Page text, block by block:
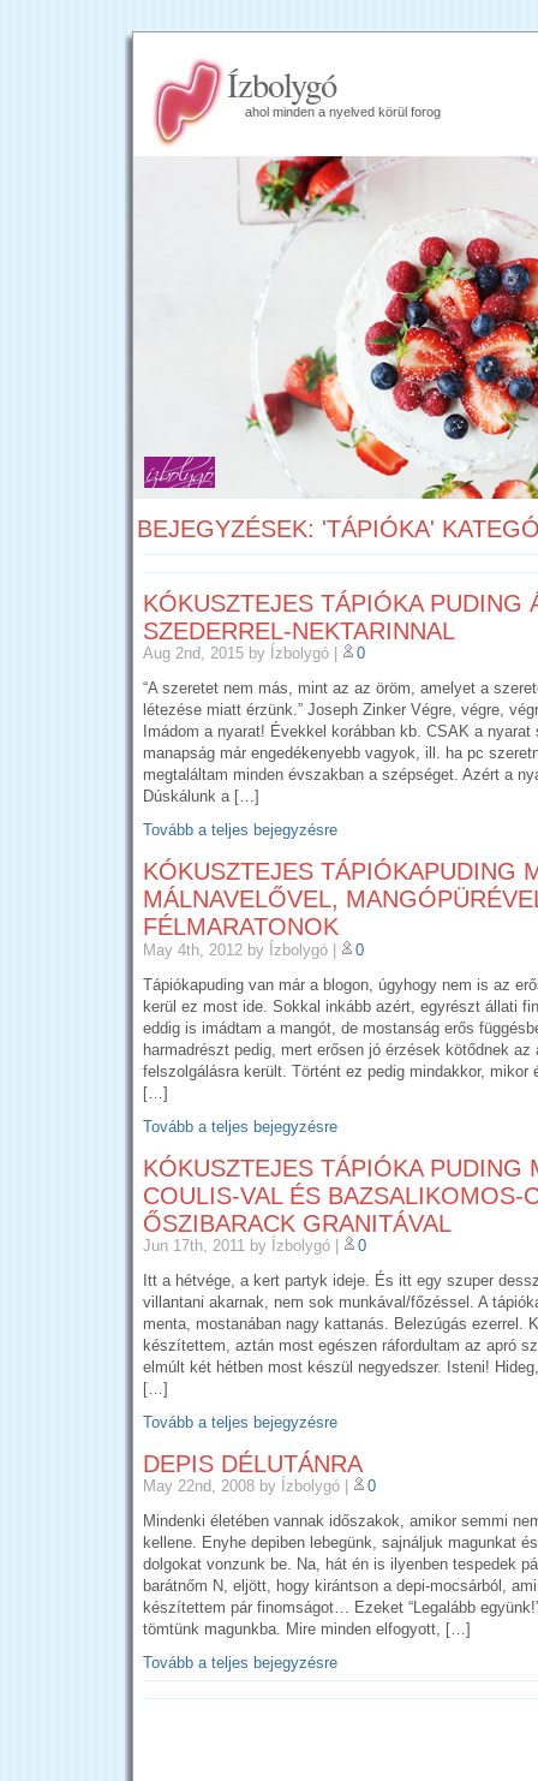
Ízbolygó
ahol minden a nyelved körül forog
BEJEGYZÉSEK: 'TÁPIÓKA'
KÓKUSZTEJES TÁPIÓKA PUDING
SZEDERREL-NEKTARINNAL
Aug 2nd, 2015 by Ízbolygó
0
“A szeretet nem más, mint az az öröm, amelyet a
létezése miatt érzünk.” Joseph Zinker Végre, végre,
Imádom a nyarat! Évekkel korábban kb. CSAK a nyarat
manapság már engedékenyebb vagyok, ill. ha pc
megtaláltam minden évszakban a szépséget. Azért a
Dúskálunk a […]
Tovább a teljes bejegyzésre
KÓKUSZTEJES TÁPIÓKAPUDING
MÁLNAVELŐVEL,
FÉLMARATONOK
May 4th, 2012 by Ízbolygó |
0
Tápiókapuding van már a blogon, úgyhogy nem is az
kerül ez most ide. Sokkal inkább azért, egyrészt állati
eddig is imádtam a mangót, de mostanság erős
harmadrészt pedig, mert erősen jó érzések kötődnek az
felszolgálásra került. Történt ez pedig mindakkor, mikor
[…]
Tovább a teljes bejegyzésre
KÓKUSZTEJES TÁPIÓKA PUDING
COULIS-VAL ÉS BAZSALIKOMOS-
ŐSZIBARACK GRANITÁVAL
Jun 17th, 2011 by Ízbolygó
0
Itt a hétvége, a kert partyk ideje. És itt egy szuper
villantani akarnak, nem sok munkával/főzéssel. A
menta, mostanában nagy kattanás. Belezúgás ezerrel.
készítettem, aztán most egészen ráfordultam az apró
elmúlt két hétben most készül negyedszer. Isteni!
[…]
Tovább a teljes bejegyzésre
DEPIS DÉLUTÁNRA
May 22nd, 2008 by Ízbolygó
0
Mindenki életében vannak időszakok, amikor semmi
kellene. Enyhe depiben lebegünk, sajnáljuk magunkat
dolgokat vonzunk be. Na, hát én is ilyenben tespedek
barátnőm N, eljött, hogy kirántson a depi-mocsárból,
készítettem pár finomságot… Ezeket “Legalább
tömtünk magunkba. Mire minden elfogyott, […]
Tovább a teljes bejegyzésre